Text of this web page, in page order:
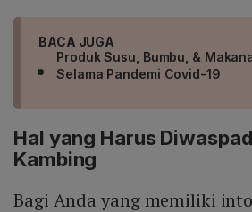
BACA JUGA
Produk Susu, Bumbu, &
Selama Pandemi Covid-19
Hal yang Harus
Kambing
Bagi Anda yang memiliki